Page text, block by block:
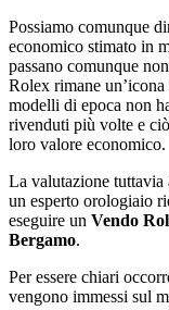
Possiamo comunque
economico stimato in
passano comunque
Rolex rimane
modelli di epoca non
rivenduti più volte e
loro valore economico.
La valutazione tuttavia
un esperto orologiaio
eseguire un Vendo
Bergamo.
Per essere chiari
vengono immessi sul